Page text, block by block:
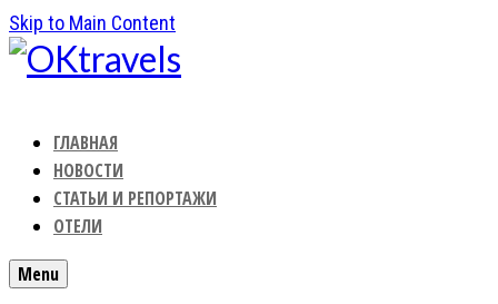
Skip to Main Content
ГЛАВНАЯ
НОВОСТИ
СТАТЬИ И РЕПОРТАЖИ
ОТЕЛИ
Menu